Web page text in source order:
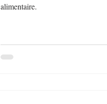
alimentaire.